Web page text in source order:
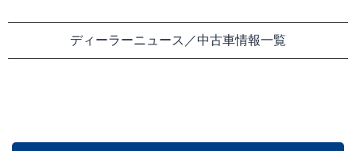
ディーラーニュース／中古車情報一覧